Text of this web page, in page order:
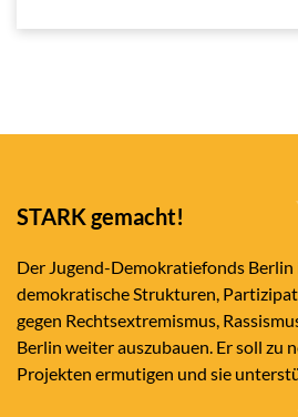
STARK gemacht!
Der Jugend-Demokratiefonds Berlin
demokratische Strukturen,
gegen Rechtsextremismus,
Berlin weiter auszubauen. Er soll zu
Projekten ermutigen und sie